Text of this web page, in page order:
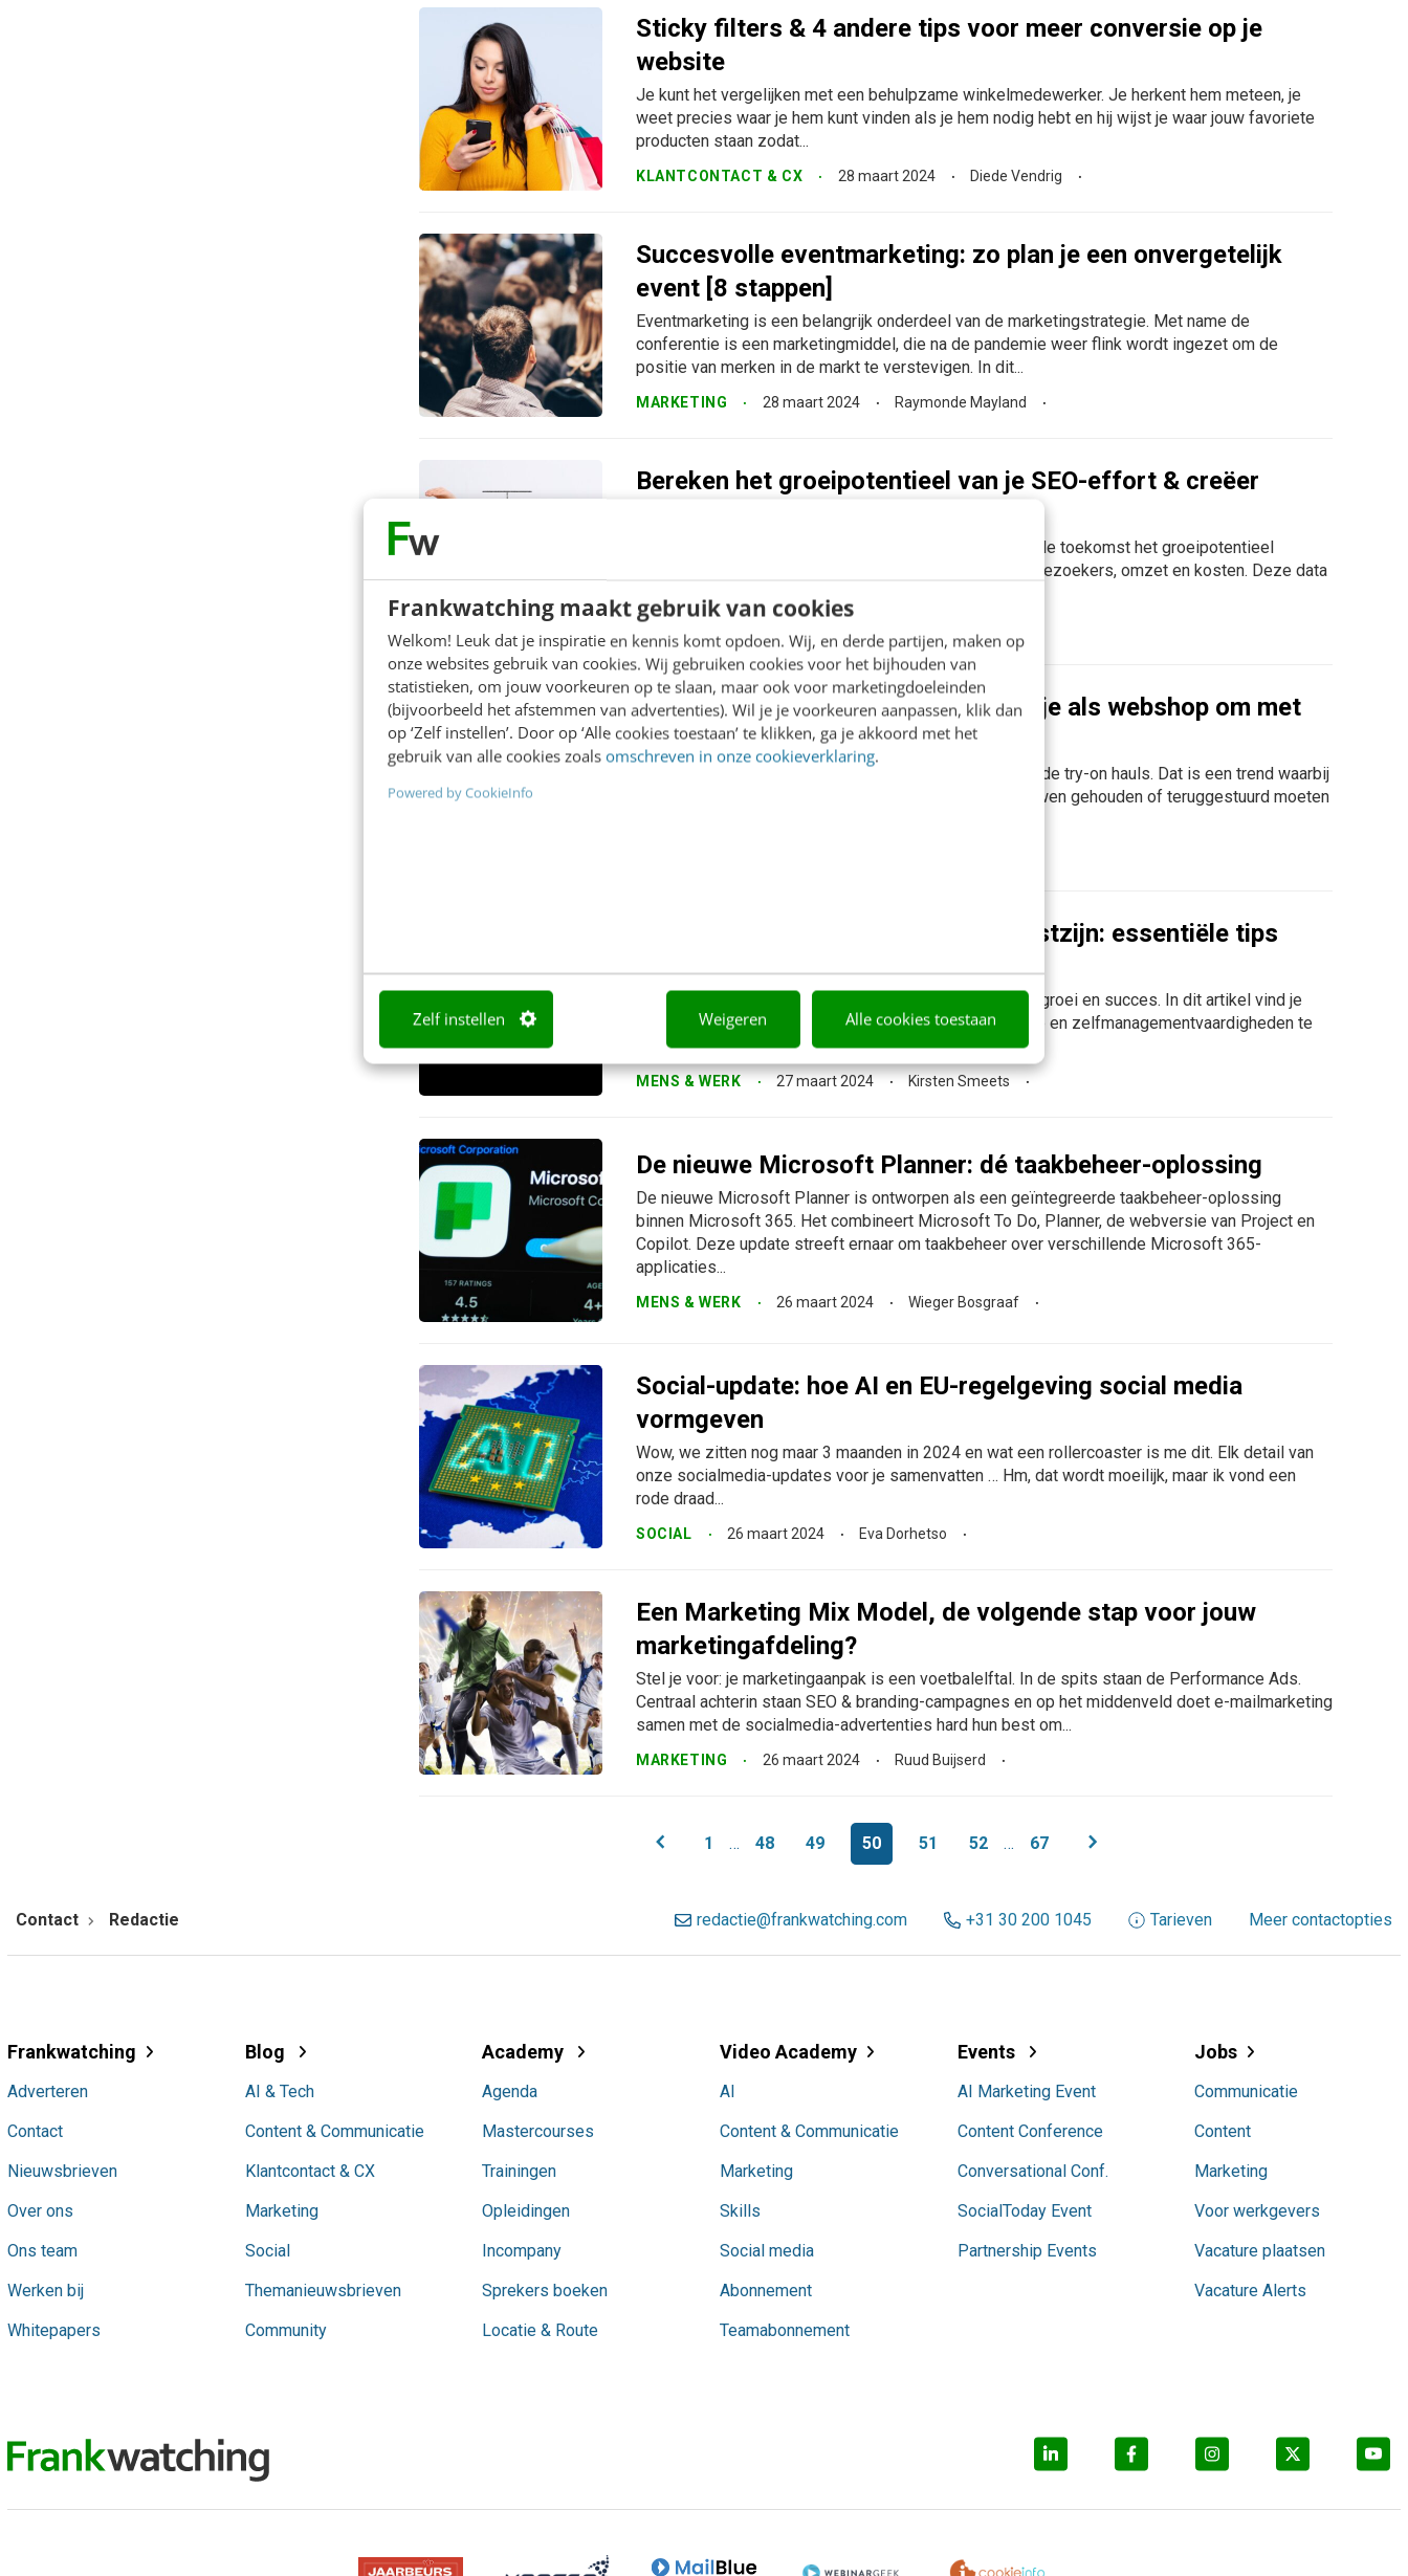
Frankwatching maakt gebruik van cookies
Welkom! Leuk dat je inspiratie en kennis komt opdoen. Wij, en derde partijen, maken op
onze websites gebruik van cookies. Wij gebruiken cookies voor het bijhouden van
statistieken, om jouw voorkeuren op te slaan, maar ook voor marketingdoeleinden
(bijvoorbeeld het afstemmen van advertenties). Wil je je voorkeuren aanpassen, klik dan
op ‘Zelf instellen’. Door op ‘Alle cookies toestaan’ te klikken, ga je akkoord met het
gebruik van alle cookies zoals omschreven in onze cookieverklaring.
Powered by CookieInfo
Zelf instellen Weigeren Alle cookies toestaan
Sticky filters & 4 andere tips voor meer conversie op je
website
Je kunt het vergelijken met een behulpzame winkelmedewerker. Je herkent hem meteen, je
weet precies waar je hem kunt vinden als je hem nodig hebt en hij wijst je waar jouw favoriete
producten staan zodat...
KLANTCONTACT & CX 28 maart 2024 Diede Vendrig
Succesvolle eventmarketing: zo plan je een onvergetelijk
event [8 stappen]
Eventmarketing is een belangrijk onderdeel van de marketingstrategie. Met name de
conferentie is een marketingmiddel, die na de pandemie weer flink wordt ingezet om de
positie van merken in de markt te verstevigen. In dit...
MARKETING 28 maart 2024 Raymonde Mayland
Bereken het groeipotentieel van je SEO-effort & creëer
Het liefst wil je met wiskundige precisie tot een jaar in de toekomst het groeipotentieel
voorspellen van je SEO-efforts. Uitgedrukt in posities, bezoekers, omzet en kosten. Deze data
MARKETING
Gratis retourneren is passé: hoe ga je als webshop om met
bracketing?
Wie bekend is met social media kent waarschijnlijk wel de try-on hauls. Dat is een trend waarbij
influencers aan hun volgers vragen of items die ze showen gehouden of teruggestuurd moeten
Persoonlijk leiderschap & zelfbewustzijn: essentiële tips
voor professionele groei
Persoonlijk leiderschap is de sleutel tot professionele groei en succes. In dit artikel vind je
strategieën en tips om effectief persoonlijk leiderschap en zelfmanagementvaardigheden te
ontwikkelen.
MENS & WERK 27 maart 2024 Kirsten Smeets
De nieuwe Microsoft Planner: dé taakbeheer-oplossing
De nieuwe Microsoft Planner is ontworpen als een geïntegreerde taakbeheer-oplossing
binnen Microsoft 365. Het combineert Microsoft To Do, Planner, de webversie van Project en
Copilot. Deze update streeft ernaar om taakbeheer over verschillende Microsoft 365-
applicaties...
MENS & WERK 26 maart 2024 Wieger Bosgraaf
Social-update: hoe AI en EU-regelgeving social media
vormgeven
Wow, we zitten nog maar 3 maanden in 2024 en wat een rollercoaster is me dit. Elk detail van
onze socialmedia-updates voor je samenvatten … Hm, dat wordt moeilijk, maar ik vond een
rode draad...
SOCIAL 26 maart 2024 Eva Dorhetso
Een Marketing Mix Model, de volgende stap voor jouw
marketingafdeling?
Stel je voor: je marketingaanpak is een voetbalelftal. In de spits staan de Performance Ads.
Centraal achterin staan SEO & branding-campagnes en op het middenveld doet e-mailmarketing
samen met de socialmedia-advertenties hard hun best om...
MARKETING 26 maart 2024 Ruud Buijserd
chevron_left 1 … 48 49 50 51 52 … 67 chevron_right
Contact Redactie redactie@frankwatching.com +31 30 200 1045 Tarieven Meer contactopties
Frankwatching
Adverteren
Contact
Nieuwsbrieven
Over ons
Ons team
Werken bij
Whitepapers
Blog
AI & Tech
Content & Communicatie
Klantcontact & CX
Marketing
Social
Themanieuwsbrieven
Community
Academy
Agenda
Mastercourses
Trainingen
Opleidingen
Incompany
Sprekers boeken
Locatie & Route
Video Academy
AI
Content & Communicatie
Marketing
Skills
Social media
Abonnement
Teamabonnement
Events
AI Marketing Event
Content Conference
Conversational Conf.
SocialToday Event
Partnership Events
Jobs
Communicatie
Content
Marketing
Voor werkgevers
Vacature plaatsen
Vacature Alerts